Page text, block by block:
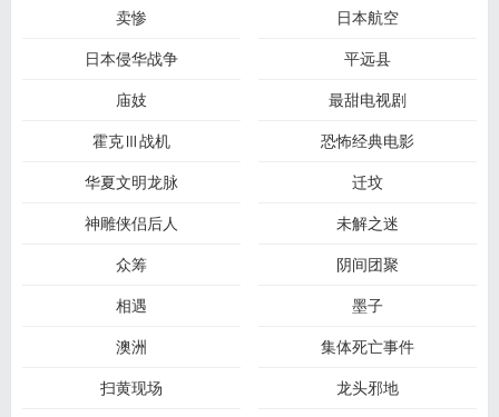
卖惨
日本航空
日本侵华战争
平远县
庙妓
最甜电视剧
霍克Ⅲ战机
恐怖经典电影
华夏文明龙脉
迁坟
神雕侠侣后人
未解之迷
众筹
阴间团聚
相遇
墨子
澳洲
集体死亡事件
扫黄现场
龙头邪地